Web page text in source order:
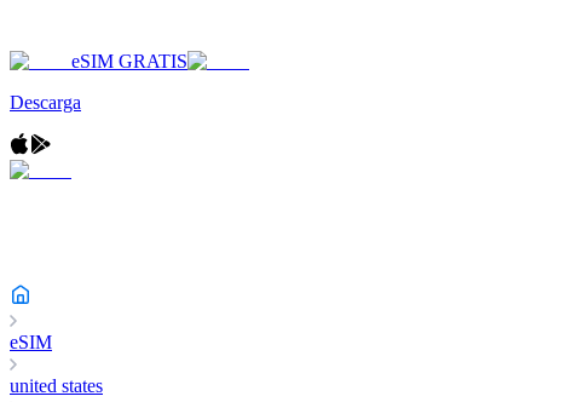
eSIM GRATIS
Descarga
eSIM
united states